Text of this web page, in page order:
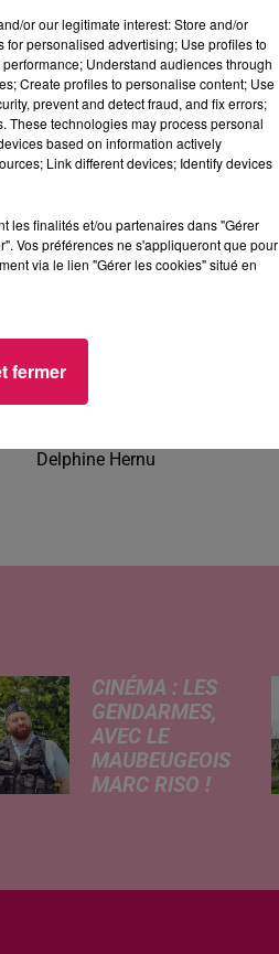
et sa fille, Cindy,
ans. C’est par les
et sur le terrain
élément distinctif
souhaite l’aider et
renseignements
Delphine Hernu
CINÉMA : LES
GENDARMES,
AVEC LE
MAUBEUGEOIS
MARC RISO !
de la célèbre bande
or our legitimate interest: Store and/or
personalised advertising; Use profiles to
Understand audiences through
Create profiles to personalise content; Use
prevent and detect fraud, and fix errors;
These technologies may process personal
based on information actively
Link different devices; Identify devices
les finalités et/ou partenaires dans "Gérer
Vos préférences ne s'appliqueront que pour
via le lien "Gérer les cookies" situé en
fermer